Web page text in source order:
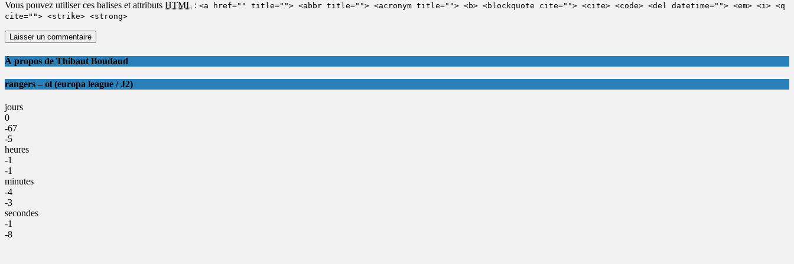
Vous pouvez utiliser ces balises et attributs HTML : <a href="" title=""> <abbr title=""> <acronym title=""> <b> <blockquote cite=""> <cite> <code> <del datetime=""> <em> <i> <q
cite=""> <strike> <strong>
À propos de Thibaut Boudaud
rangers – ol (europa league / J2)
jours
0
-67
-5
heures
-1
-1
minutes
-4
-3
secondes
-1
-8